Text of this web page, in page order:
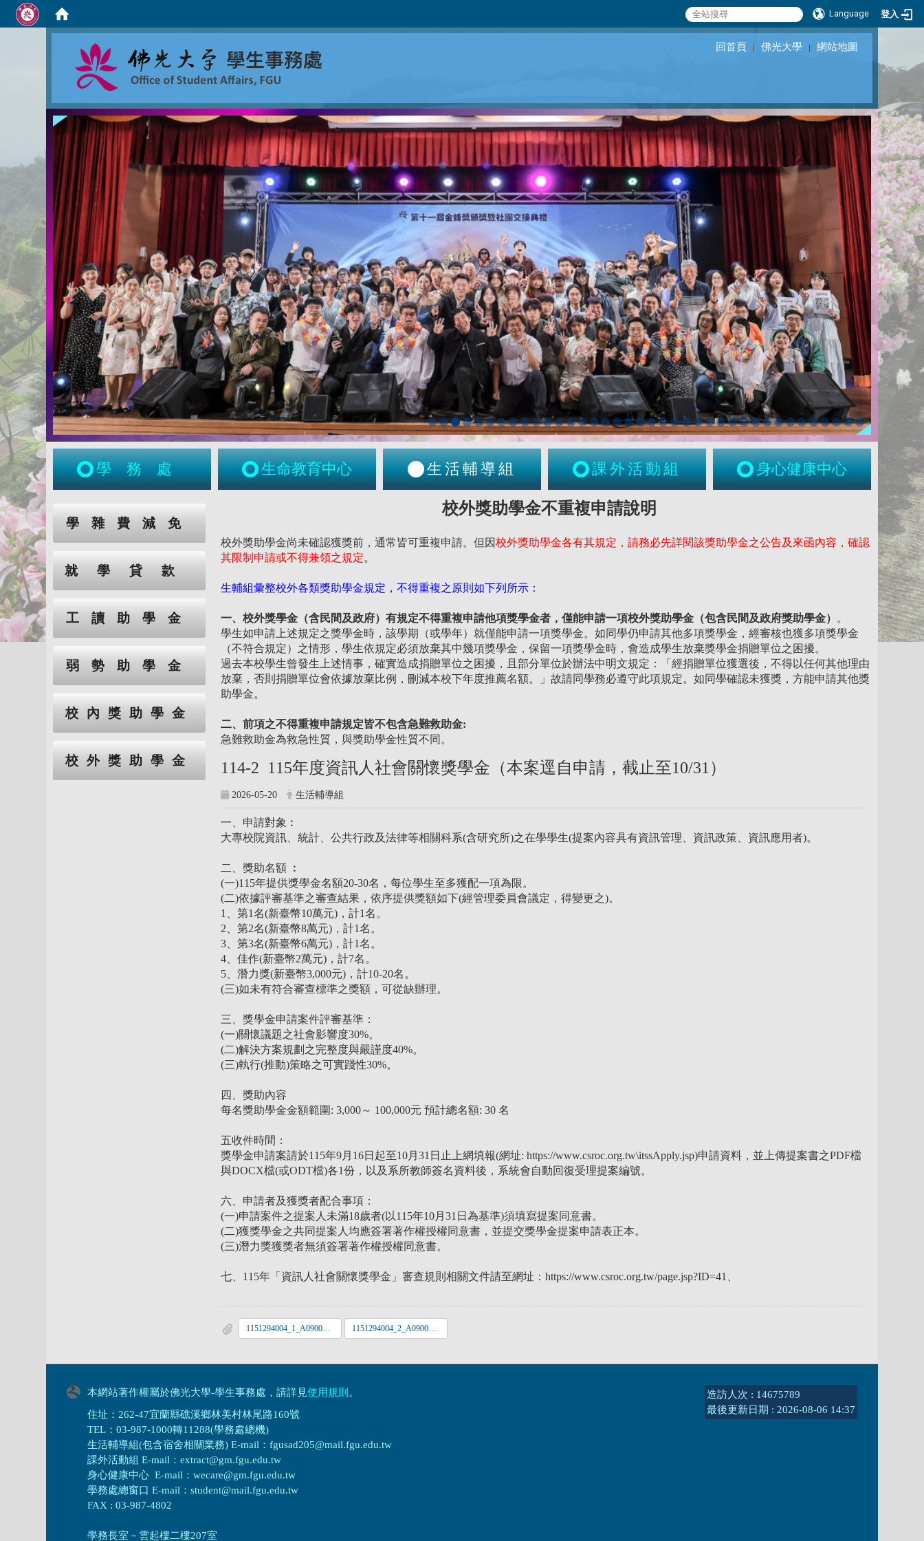
Language 登入
回首頁 ｜ 佛光大學 ｜ 網站地圖
學務處 生命教育中心 生活輔導組 課外活動組 身心健康中心
:::
:::
學雜費減免
就學貸款
工讀助學金
弱勢助學金
校內獎助學金
校外獎助學金
校外獎助學金不重複申請說明
校外獎助學金尚未確認獲獎前，通常皆可重複申請。但因校外獎助學金各有其規定，請務必先詳閱該獎助學金之公告及來函內容，確認
其限制申請或不得兼領之規定。
生輔組彙整校外各類獎助學金規定，不得重複之原則如下列所示：
一、校外獎學金（含民間及政府）有規定不得重複申請他項獎學金者，僅能申請一項校外獎助學金（包含民間及政府獎助學金）
。
學生如申請上述規定之獎學金時，該學期（或學年）就僅能申請一項獎學金。如同學仍申請其他多項獎學金，經審核也獲多項獎學金
（不符合規定）之情形，學生依規定必須放棄其中幾項獎學金，保留一項獎學金時，會造成學生放棄獎學金捐贈單位之困擾。
過去本校學生曾發生上述情事，確實造成捐贈單位之困擾，且部分單位於辦法中明文規定：「經捐贈單位獲選後，不得以任何其他理由
放棄，否則捐贈單位會依據放棄比例，刪減本校下年度推薦名額。」故請同學務必遵守此項規定。如同學確認未獲獎，方能申請其他獎
助學金。
二、前項之不得重複申請規定皆不包含急難救助金:
急難救助金為救急性質，與獎助學金性質不同。
114-2 115年度資訊人社會關懷獎學金（本案逕自申請，截止至10/31）
2026-05-20 生活輔導組
一、申請對象︰
大專校院資訊、統計、公共行政及法律等相關科系(含研究所)之在學學生(提案內容具有資訊管理、資訊政策、資訊應用者)。
二、獎助名額 ︰
(一)115年提供獎學金名額20-30名，每位學生至多獲配一項為限。
(二)依據評審基準之審查結果，依序提供獎額如下(經管理委員會議定，得變更之)。
1、第1名(新臺幣10萬元)，計1名。
2、第2名(新臺幣8萬元)，計1名。
3、第3名(新臺幣6萬元)，計1名。
4、佳作(新臺幣2萬元)，計7名。
5、潛力獎(新臺幣3,000元)，計10-20名。
(三)如未有符合審查標準之獎額，可從缺辦理。
三、獎學金申請案件評審基準：
(一)關懷議題之社會影響度30%。
(二)解決方案規劃之完整度與嚴謹度40%。
(三)執行(推動)策略之可實踐性30%。
四、獎助內容
每名獎助學金金額範圍: 3,000～ 100,000元 預計總名額: 30 名
五收件時間：
獎學金申請案請於115年9月16日起至10月31日止上網填報(網址: https://www.csroc.org.tw\itssApply.jsp)申請資料，並上傳提案書之PDF檔
與DOCX檔(或ODT檔)各1份，以及系所教師簽名資料後，系統會自動回復受理提案編號。
六、申請者及獲獎者配合事項：
(一)申請案件之提案人未滿18歲者(以115年10月31日為基準)須填寫提案同意書。
(二)獲獎學金之共同提案人均應簽署著作權授權同意書，並提交獎學金提案申請表正本。
(三)潛力獎獲獎者無須簽署著作權授權同意書。
七、115年「資訊人社會關懷獎學金」審查規則相關文件請至網址：https://www.csroc.org.tw/page.jsp?ID=41、
1151294004_1_A09000000E_1150049766_senddoc1_Attach1__1_.pdf 1151294004_2_A09000000E_1150049766_senddoc1_Attach2__1_.pdf
本網站著作權屬於佛光大學-學生事務處，請詳見使用規則 。
住址：262-47宜蘭縣礁溪鄉林美村林尾路160號
TEL：03-987-1000轉11288(學務處總機)
生活輔導組(包含宿舍相關業務) E-mail：fgusad205@mail.fgu.edu.tw
課外活動組 E-mail：extract@gm.fgu.edu.tw
身心健康中心 E-mail：wecare@gm.fgu.edu.tw
學務處總窗口 E-mail：student@mail.fgu.edu.tw
FAX : 03-987-4802
學務長室－雲起樓二樓207室
造訪人次 : 14675789
最後更新日期 : 2026-08-06 14:37